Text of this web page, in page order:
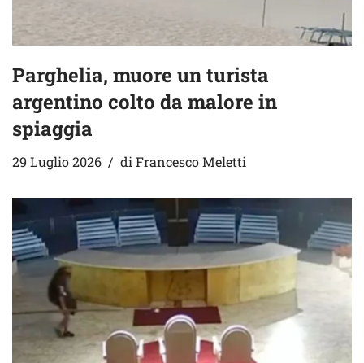
Parghelia, muore un turista
argentino colto da malore in
spiaggia
29 Luglio 2026 di Francesco Meletti